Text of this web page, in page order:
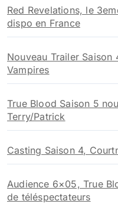
Red Revelations, le
dispo en France
Nouveau Trailer
Vampires
True Blood Saison 5
Terry/Patrick
Casting Saison 4,
Audience 6×05, True
de téléspectateurs